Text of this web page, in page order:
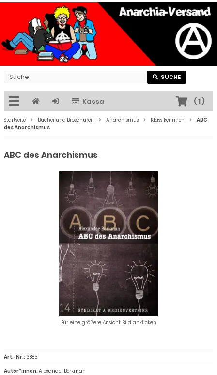
SUCHE
Kassa (1)
Startseite Bücher und Broschüren Anarchismus KlassikerInnen
ABC
des Anarchismus
ABC des Anarchismus
Für eine größere Ansicht Bild anklicken
Art.-Nr.: 3885
Autor*innen:Alexander Berkman